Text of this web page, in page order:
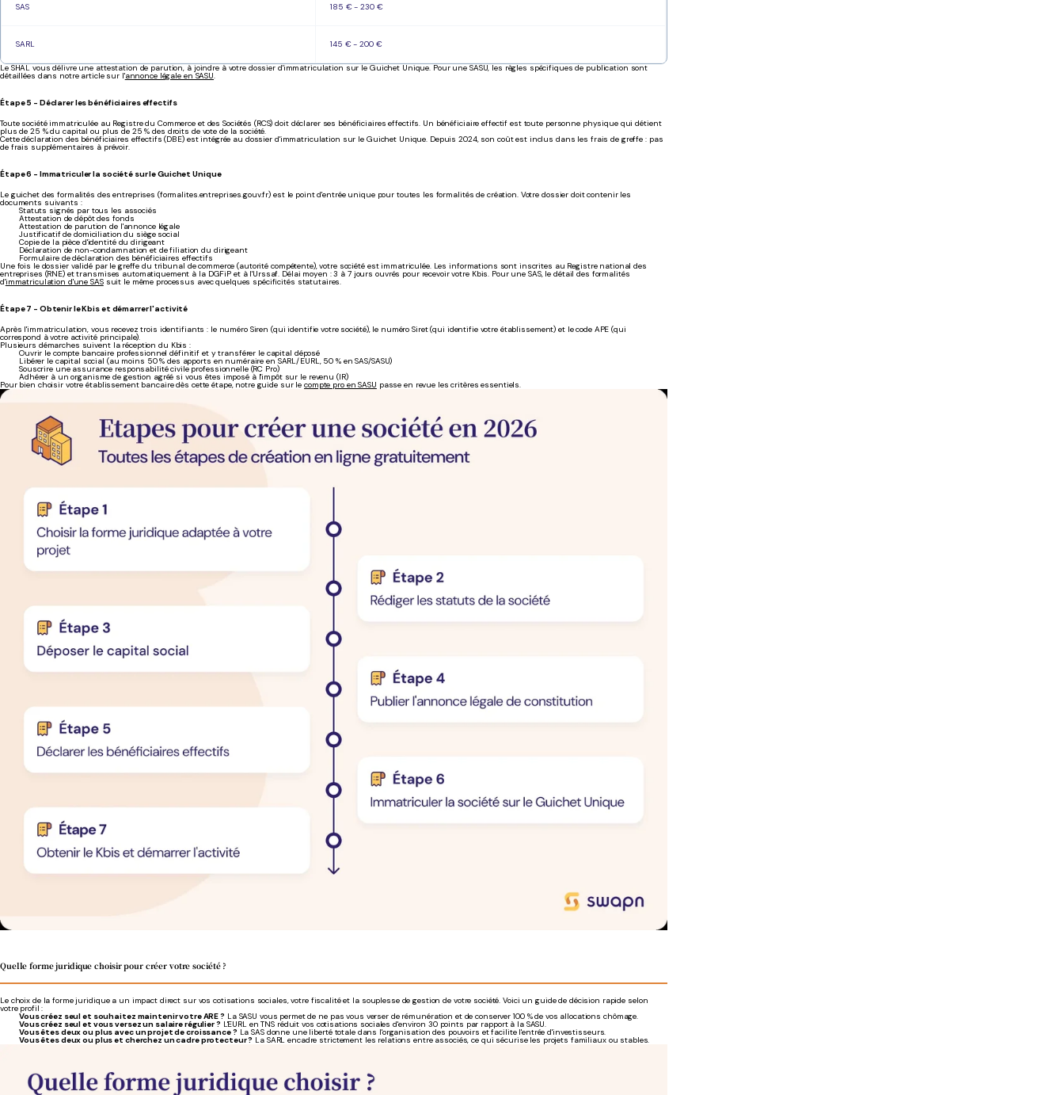
SAS 185 € - 230 €
SARL 145 € - 200 €
Le SHAL vous délivre une attestation de parution, à joindre à votre dossier d'immatriculation sur le Guichet Unique. Pour une SASU, les règles spécifiques de publication sont
détaillées dans notre article sur l'annonce légale en SASU.
Étape 5 - Déclarer les bénéficiaires effectifs
Toute société immatriculée au Registre du Commerce et des Sociétés (RCS) doit déclarer ses bénéficiaires effectifs. Un bénéficiaire effectif est toute personne physique qui détient
plus de 25 % du capital ou plus de 25 % des droits de vote de la société.
Cette déclaration des bénéficiaires effectifs (DBE) est intégrée au dossier d'immatriculation sur le Guichet Unique. Depuis 2024, son coût est inclus dans les frais de greffe : pas
de frais supplémentaires à prévoir.
Étape 6 - Immatriculer la société sur le Guichet Unique
Le guichet des formalités des entreprises (formalites.entreprises.gouv.fr) est le point d'entrée unique pour toutes les formalités de création. Votre dossier doit contenir les
documents suivants :
Statuts signés par tous les associés
Attestation de dépôt des fonds
Attestation de parution de l'annonce légale
Justificatif de domiciliation du siège social
Copie de la pièce d'identité du dirigeant
Déclaration de non-condamnation et de filiation du dirigeant
Formulaire de déclaration des bénéficiaires effectifs
Une fois le dossier validé par le greffe du tribunal de commerce (autorité compétente), votre société est immatriculée. Les informations sont inscrites au Registre national des
entreprises (RNE) et transmises automatiquement à la DGFiP et à l'Urssaf. Délai moyen : 3 à 7 jours ouvrés pour recevoir votre Kbis. Pour une SAS, le détail des formalités
d'immatriculation d'une SASsuit le même processus avec quelques spécificités statutaires.
Étape 7 - Obtenir le Kbis et démarrer l'activité
Après l'immatriculation, vous recevez trois identifiants : le numéro Siren (qui identifie votre société), le numéro Siret (qui identifie votre établissement) et le code APE (qui
correspond à votre activité principale).
Plusieurs démarches suivent la réception du Kbis :
Ouvrir le compte bancaire professionnel définitif et y transférer le capital déposé
Libérer le capital social (au moins 50 % des apports en numéraire en SARL/EURL, 50 % en SAS/SASU)
Souscrire une assurance responsabilité civile professionnelle (RC Pro)
Adhérer à un organisme de gestion agréé si vous êtes imposé à l'impôt sur le revenu (IR)
Pour bien choisir votre établissement bancaire dès cette étape, notre guide sur lecompte pro en SASU passe en revue les critères essentiels.
Quelle forme juridique choisir pour créer votre société ?
Le choix de la forme juridique a un impact direct sur vos cotisations sociales, votre fiscalité et la souplesse de gestion de votre société. Voici un guide de décision rapide selon
votre profil :
Vous créez seul et souhaitez maintenir votre ARE ? La SASU vous permet de ne pas vous verser de rémunération et de conserver 100 % de vos allocations chômage.
Vous créez seul et vous versez un salaire régulier ? L'EURL en TNS réduit vos cotisations sociales d'environ 30 points par rapport à la SASU.
Vous êtes deux ou plus avec un projet de croissance ? La SAS donne une liberté totale dans l'organisation des pouvoirs et facilite l'entrée d'investisseurs.
Vous êtes deux ou plus et cherchez un cadre protecteur ? La SARL encadre strictement les relations entre associés, ce qui sécurise les projets familiaux ou stables.